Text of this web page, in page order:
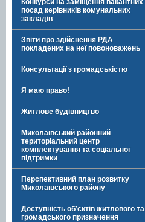
Конкурси на заміщення вакантних
посад керівників комунальних
закладів
Звіти про здійснення РДА
покладених на неї повоноважень
Консультації з громадськістю
Я маю право!
Житлове будівництво
Миколаївський районний
територіальний центр
комплектування та соціальної
підтримки
Перспективний план розвитку
Миколаївського району
Доступність об’єктів житлового та
громадського призначення